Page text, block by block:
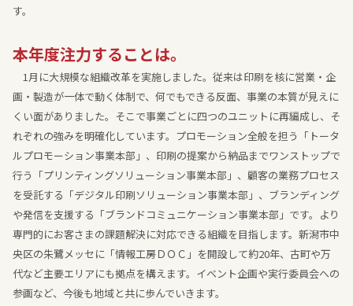
す。
本年度注力することは。
1月に大規模な組織改革を実施しました。従来は印刷を核に営業・企
画・製造が一体で動く体制で、何でもできる反面、事業の本質が見えに
くい面がありました。そこで事業ごとに四つのユニットに再編成し、そ
れぞれの強みを明確化しています。プロモーション全般を担う「トータ
ルプロモーション事業本部」、印刷の提案から納品までワンストップで
行う「プリンティングソリューション事業本部」、顧客の業務プロセス
を受託する「デジタル印刷ソリューション事業本部」、ブランディング
や発信を支援する「ブランドコミュニケーション事業本部」です。より
専門的にお客さまの課題解決に対応できる組織を目指します。新潟市中
央区の朱鷺メッセに「情報工房ＤＯＣ」を開設して約20年、古町や万
代など主要エリアにも拠点を構えます。イベント企画や実行委員会への
参画など、今後も地域と共に歩んでいきます。